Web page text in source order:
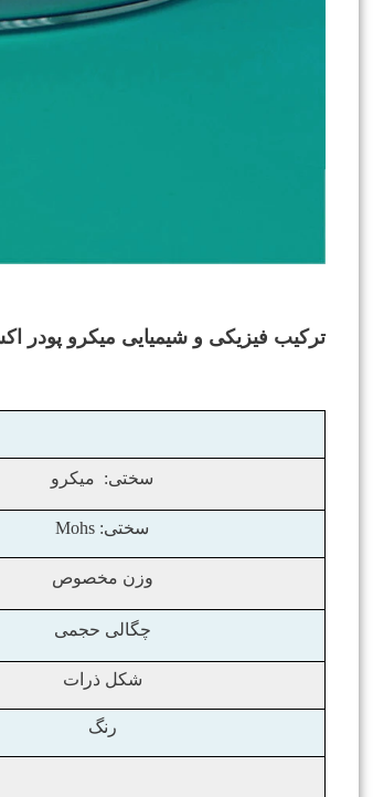
ترکیب فیزیکی و شیمیایی میکرو پودر
سختی: میکرو
سختی: Mohs
وزن مخصوص
چگالی حجمی
شکل ذرات
رنگ